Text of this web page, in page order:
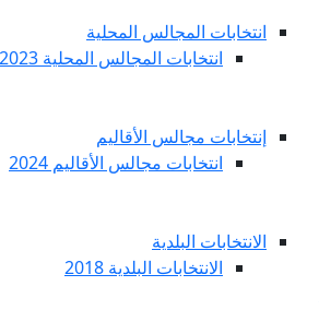
انتخابات المجالس المحلية
انتخابات المجالس المحلية 2023
إنتخابات مجالس الأقاليم
انتخابات مجالس الأقاليم 2024
الانتخابات البلدية
الانتخابات البلدية 2018